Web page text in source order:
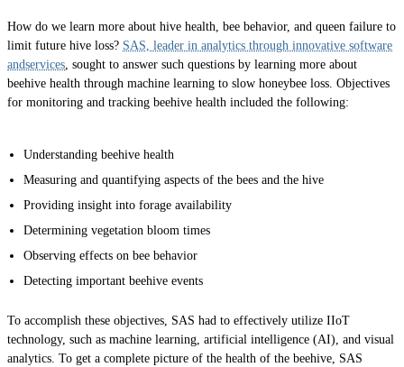
How do we learn more about hive health, bee behavior, and queen failure to
limit future hive loss? SAS, leader in analytics through innovative software
andservices, sought to answer such questions by learning more about
beehive health through machine learning to slow honeybee loss. Objectives
for monitoring and tracking beehive health included the following:
Understanding beehive health
Measuring and quantifying aspects of the bees and the hive
Providing insight into forage availability
Determining vegetation bloom times
Observing effects on bee behavior
Detecting important beehive events
To accomplish these objectives, SAS had to effectively utilize IIoT
technology, such as machine learning, artificial intelligence (AI), and visual
analytics. To get a complete picture of the health of the beehive, SAS